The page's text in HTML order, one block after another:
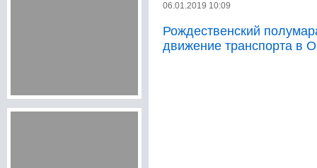
06.01.2019 10:09
Рождественский
движение транспорта в